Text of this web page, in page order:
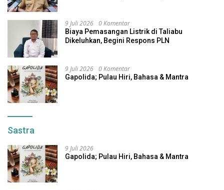
9 Juli 2026 0 Komentar
Biaya Pemasangan Listrik di Taliabu
Dikeluhkan, Begini Respons PLN
9 Juli 2026 0 Komentar
Gapolida; Pulau Hiri, Bahasa & Mantra
Sastra
9 Juli 2026
Gapolida; Pulau Hiri, Bahasa & Mantra